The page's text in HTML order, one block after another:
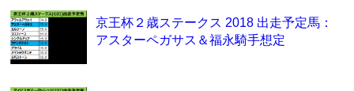
京王杯２歳ステークス 2018 出走予定馬：
アスターペガサス＆福永騎手想定